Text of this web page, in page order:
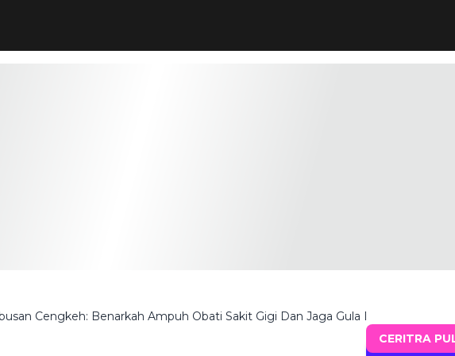
Cengkeh: Benarkah Ampuh Obati Sakit Gigi Dan Jaga Gula Darah?
CERITRA